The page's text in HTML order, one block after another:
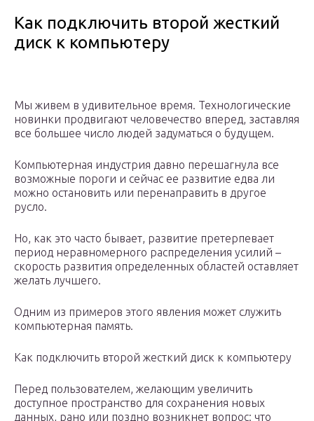
Как подключить второй жесткий
диск к компьютеру
Мы живем в удивительное время. Технологические
новинки продвигают человечество вперед, заставляя
все большее число людей задуматься о будущем.
Компьютерная индустрия давно перешагнула все
возможные пороги и сейчас ее развитие едва ли
можно остановить или перенаправить в другое
русло.
Но, как это часто бывает, развитие претерпевает
период неравномерного распределения усилий –
скорость развития определенных областей оставляет
желать лучшего.
Одним из примеров этого явления может служить
компьютерная память.
Как подключить второй жесткий диск к компьютеру
Перед пользователем, желающим увеличить
доступное пространство для сохранения новых
данных, рано или поздно возникнет вопрос: что